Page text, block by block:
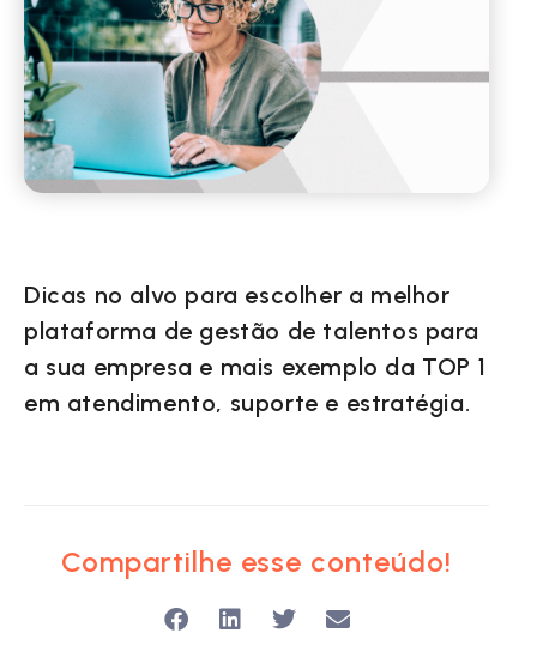
Dicas no alvo para escolher a melhor
plataforma de gestão de talentos para
a sua empresa e mais exemplo da TOP 1
em atendimento, suporte e estratégia.
Compartilhe esse conteúdo!